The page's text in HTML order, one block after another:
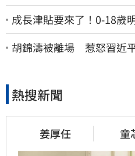
成長津貼要來了！0-18
德：此時不生更待何時
胡錦濤被離場 惹怒習近
熱搜新聞
姜厚任 童